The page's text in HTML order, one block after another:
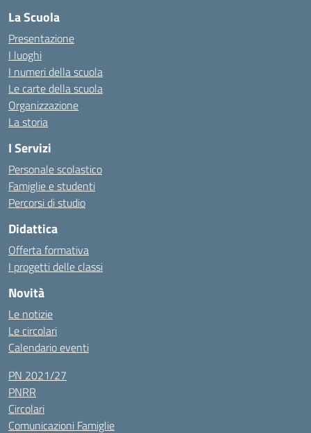
La Scuola
Presentazione
I luoghi
I numeri della scuola
Le carte della scuola
Organizzazione
La storia
I Servizi
Personale scolastico
Famiglie e studenti
Percorsi di studio
Didattica
Offerta formativa
I progetti delle classi
Novità
Le notizie
Le circolari
Calendario eventi
PN 2021/27
PNRR
Circolari
Comunicazioni Famiglie